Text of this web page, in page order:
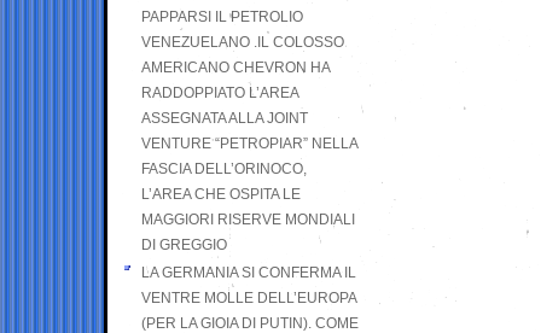
PAPPARSI IL PETROLIO
VENEZUELANO .IL COLOSSO
AMERICANO CHEVRON HA
RADDOPPIATO L’AREA
ASSEGNATA ALLA JOINT
VENTURE “PETROPIAR” NELLA
FASCIA DELL’ORINOCO,
L’AREA CHE OSPITA LE
MAGGIORI RISERVE MONDIALI
DI GREGGIO
LA GERMANIA SI CONFERMA IL
VENTRE MOLLE DELL’EUROPA
(PER LA GIOIA DI PUTIN). COME